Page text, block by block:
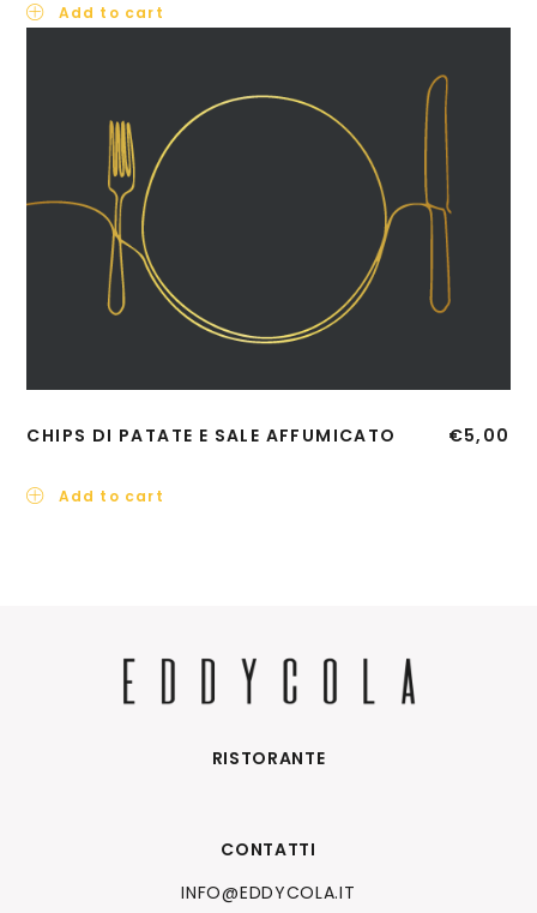
Add to cart
CHIPS DI PATATE E SALE AFFUMICATO €5,00
Add to cart
RISTORANTE
CONTATTI
INFO@EDDYCOLA.IT